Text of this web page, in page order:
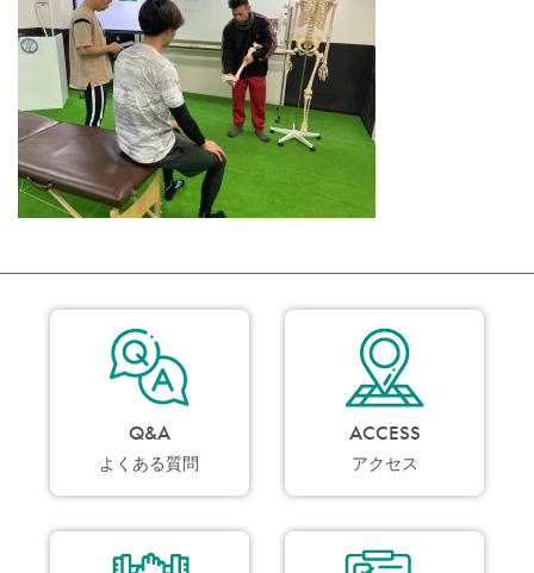
Q&A
よくある質問
ACCESS
アクセス